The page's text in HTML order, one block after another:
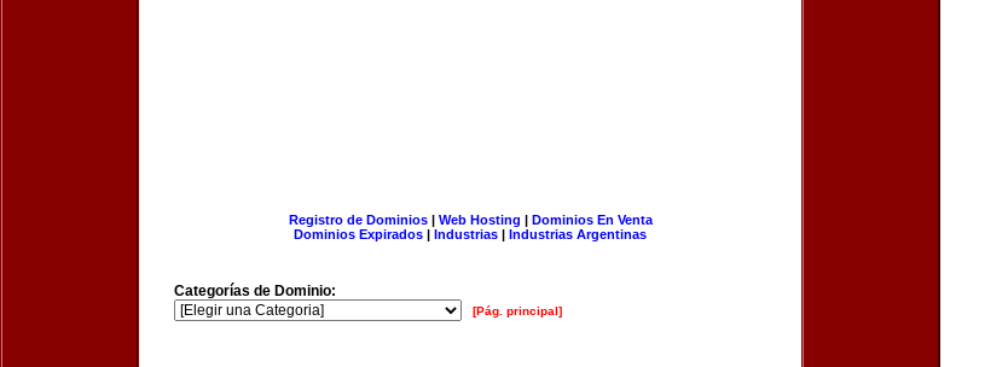
Registro de Dominios| Web Hosting | Dominios En Venta
Dominios Expirados | Industrias | Industrias Argentinas
Categorías de Dominio:
[Pág. principal]